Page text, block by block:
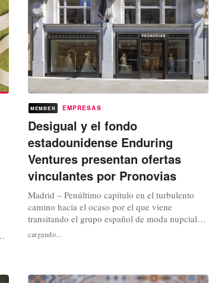
MEMBER EMPRESAS
Desigual y el fondo
estadounidense Enduring
Ventures presentan ofertas
vinculantes por Pronovias
Madrid – Penúltimo capítulo en el turbulento
camino hacia el ocaso por el que viene
transitando el grupo español de moda nupcial
Pronovias, desde su venta por Alberto Palatchi
en 2017 al fondo británico de capital privado
las que a partir de ahí ha venido...
cargando...